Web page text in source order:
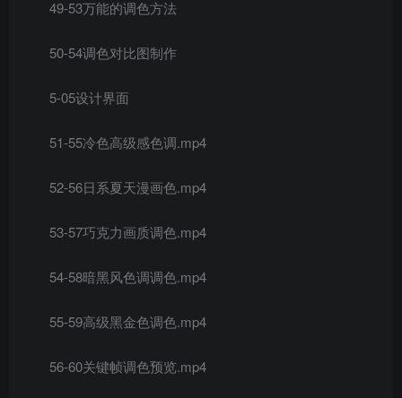
49-53万能的调色方法
50-54调色对比图制作
5-05设计界面
51-55冷色高级感色调.mp4
52-56日系夏天漫画色.mp4
53-57巧克力画质调色.mp4
54-58暗黑风色调调色.mp4
55-59高级黑金色调色.mp4
56-60关键帧调色预览.mp4